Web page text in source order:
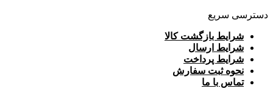
دسترسی سریع
شرایط بازگشت کالا
شرایط ارسال
شرایط پرداخت
نحوه ثبت سفارش
تماس با ما